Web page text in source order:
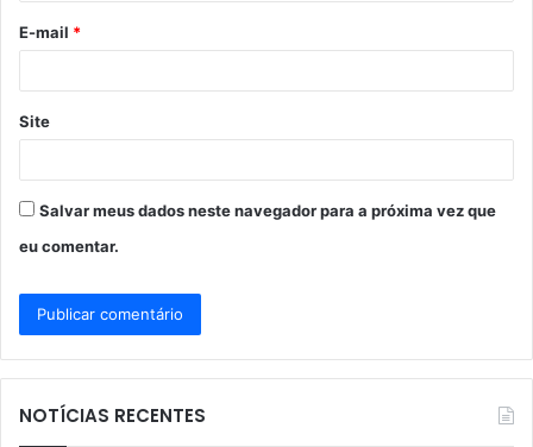
*
E-mail *
Site
Salvar meus dados neste navegador para a próxima vez que
eu comentar.
NOTÍCIAS RECENTES